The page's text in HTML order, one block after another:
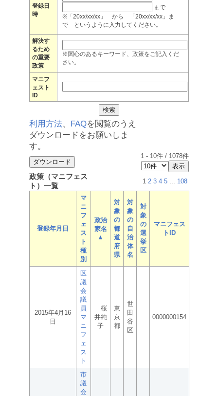
登録日
時
まで
※「20xx/xx/xx」 から 「20xx/xx/xx」ま
で というように入力してください。
解決す
るため
の重要
政策
※関心のあるキーワード、政策をご記入くだ
さい。
マニフ
ェスト
ID
利用方法、 FAQを閲覧のうえ
ダウンロードをお願いしま
す。
1 - 10件 / 1078件
政策（マニフェス
ト）一覧
1 2 3 4 5 ... 108
登録年月日
マ
ニ
フ
ェ
ス
ト
種
別
政治
家名
▲
対
象
の
都
道
府
県
対
象
の
自
治
体
名
対
象
の
選
挙
区
マニフェス
トID
2015年4月16
日
区
議
会
議
員
マ
ニ
フ
ェ
ス
ト
桜
井純
子
東
京
都
世
田
谷
区
0000000154
市
議
会